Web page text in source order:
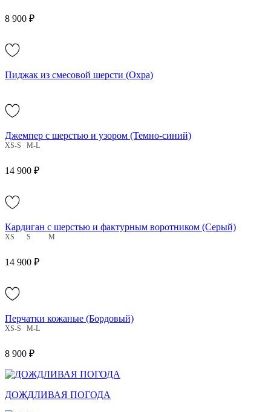
8 900 ₽
Пиджак из смесовой шерсти (Охра)
Джемпер с шерстью и узором (Темно-синий)
XS-S M-L
14 900 ₽
Кардиган с шерстью и фактурным воротником (Серый)
XS S M
14 900 ₽
Перчатки кожаные (Бордовый)
XS-S M-L
8 900 ₽
ДОЖДЛИВАЯ ПОГОДА